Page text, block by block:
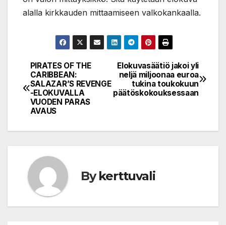
alalla kirkkauden mittaamiseen valkokankaalla.
Post
navigation
Elokuvasäätiö jakoi yli
neljä miljoonaa euroa
tukina toukokuun
päätöskokouksessaan
PIRATES OF THE
CARIBBEAN:
SALAZAR’S REVENGE
-ELOKUVALLA
VUODEN PARAS
AVAUS
Bykerttuvali